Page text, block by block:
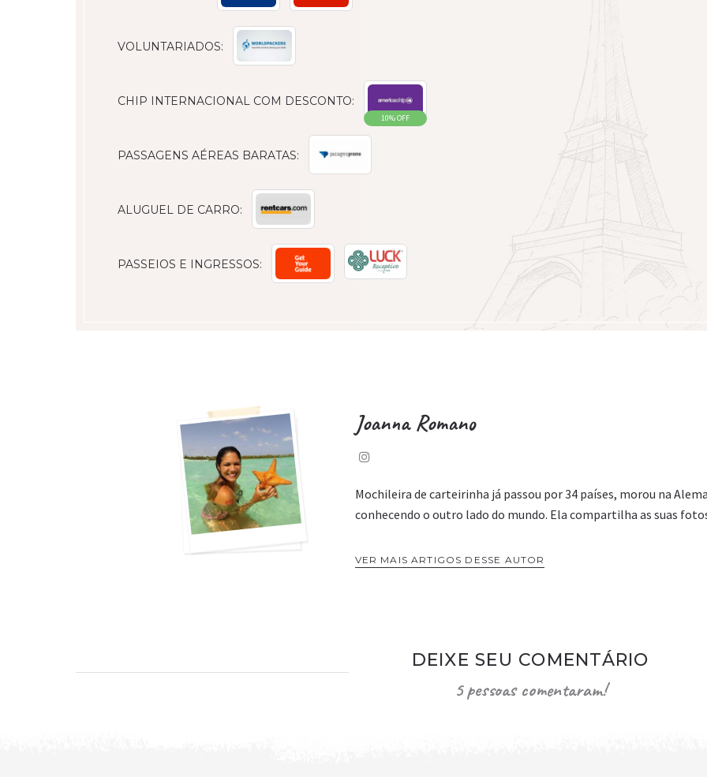
VOLUNTARIADOS:
CHIP INTERNACIONAL COM DESCONTO:
10% OFF
PASSAGENS AÉREAS BARATAS:
ALUGUEL DE CARRO:
PASSEIOS E INGRESSOS:
Joanna Romano
Mochileira de carteirinha já passou por 34 países, morou na
conhecendo o outro lado do mundo. Ela compartilha as suas
VER MAIS ARTIGOS DESSE AUTOR
DEIXE SEU COMENTÁRIO
5 pessoas comentaram!